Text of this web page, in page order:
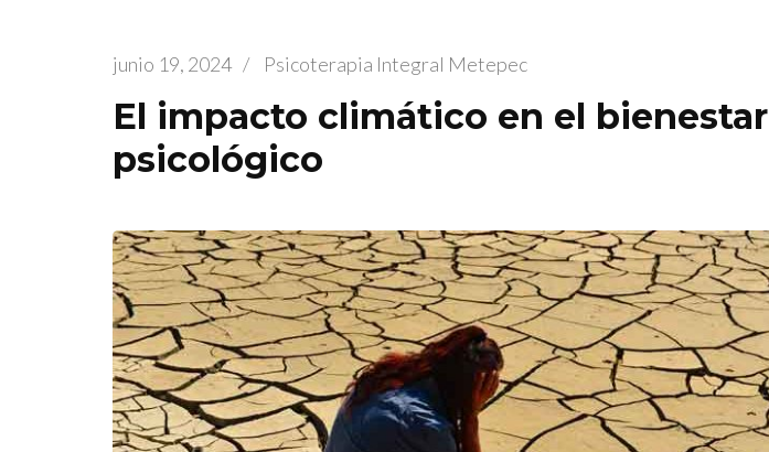
junio 19, 2024 / Psicoterapia Integral Metepec
El impacto climático en el bienestar
psicológico